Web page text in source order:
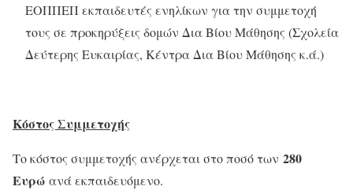
ΕΟΠΠΕΠ εκπαιδευτές ενηλίκων για την συμμετοχή
τους σε προκηρύξεις δομών Δια Βίου Μάθησης (Σχολεία
Δεύτερης Ευκαιρίας, Κέντρα Δια Βίου Μάθησης κ.ά.)
Κόστος Συμμετοχής
Το κόστος συμμετοχής ανέρχεται στο ποσό των 280
Ευρώ ανά εκπαιδευόμενο.